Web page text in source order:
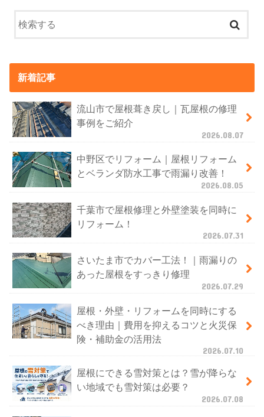
新着記事
流山市で屋根葺き戻し｜瓦屋根の修理
事例をご紹介
2026.08.07
中野区でリフォーム｜屋根リフォーム
とベランダ防水工事で雨漏り改善！
2026.08.05
千葉市で屋根修理と外壁塗装を同時に
リフォーム！
2026.07.31
さいたま市でカバー工法！｜雨漏りの
あった屋根をすっきり修理
2026.07.29
屋根・外壁・リフォームを同時にする
べき理由｜費用を抑えるコツと火災保
険・補助金の活用法
2026.07.10
屋根にできる雪対策とは？雪が降らな
い地域でも雪対策は必要？
2026.07.08